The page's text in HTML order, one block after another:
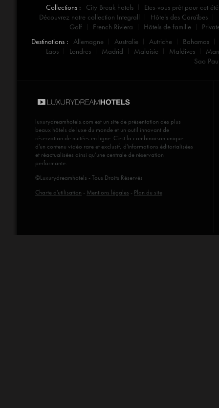
Collections : City Break hotels
Etes-vous prêt pour cet été
Découvrez notre collection Integrall
Hôtels des Caraïbes
Golf
French Riviera Hôtels de famille
Destinations : Allemagne Australie Autriche
Bahamas
Laos
Londres Madrid Malaisie Maldives
Sao
luxurydreamhotels.com est un site de présentation des plus
beaux hôtels de luxe du monde et un outil innovant de
réservation de nuitées en ligne. C'est la combinaison unique
d'un contenu vidéo rare et exclusif, d'informations éditorialisées
et réactualisées ainsi qu’une centrale de réservation
performante.
©Luxurydreamhotels - Tous Droits Réservés
Charte d'utilisation - Mentions légales - Plan du site